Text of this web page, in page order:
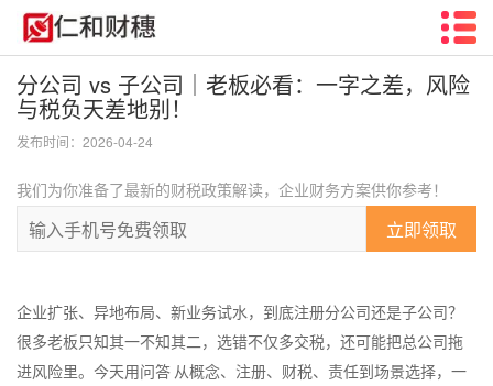
分公司 vs 子公司｜老板必看：一字之差，风险
与税负天差地别！
发布时间：2026-04-24
我们为你准备了最新的财税政策解读，企业财务方案供你参考！
立即领取
企业扩张、异地布局、新业务试水，到底注册分公司还是子公司？
很多老板只知其一不知其二，选错不仅多交税，还可能把总公司拖
进风险里。今天用问答 从概念、注册、财税、责任到场景选择，一